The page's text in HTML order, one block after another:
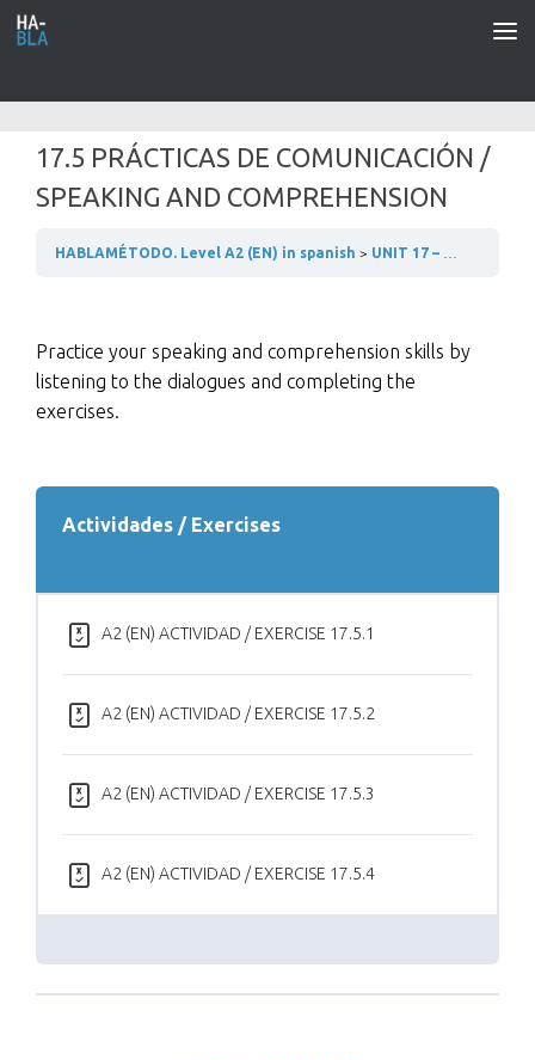
Saltar al contenido
17.5 PRÁCTICAS DE COMUNICACIÓN /
SPEAKING AND COMPREHENSION
HABLAMÉTODO. Level A2 (EN) in spanish UNIT 17 – DEPORTES Y ESTADOS ANÍMICOS
Practice your speaking and comprehension skills by
listening to the dialogues and completing the
exercises.
Actividades / Exercises
A2 (EN) ACTIVIDAD / EXERCISE 17.5.1
A2 (EN) ACTIVIDAD / EXERCISE 17.5.2
A2 (EN) ACTIVIDAD / EXERCISE 17.5.3
A2 (EN) ACTIVIDAD / EXERCISE 17.5.4